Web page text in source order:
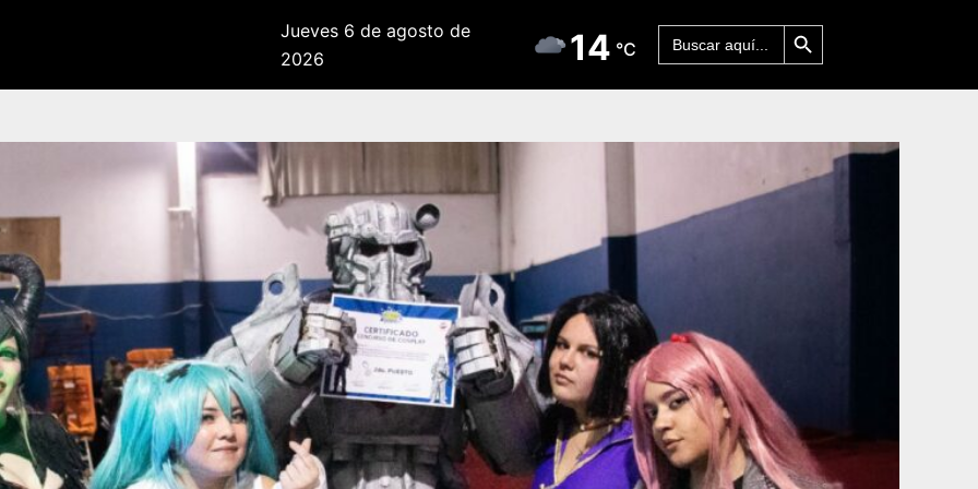
Jueves 6 de agosto de
2026
14 °C
Buscar: Botón de búsqueda